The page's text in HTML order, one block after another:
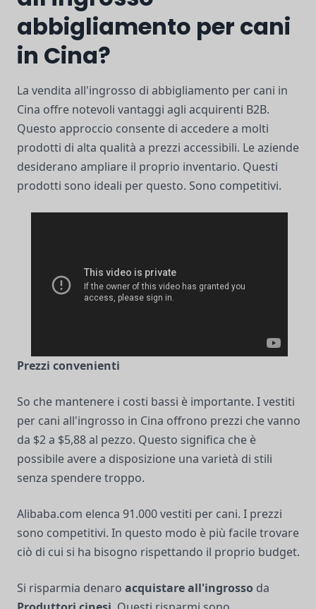
abbigliamento per cani
in Cina?
La vendita all'ingrosso di abbigliamento per cani in
Cina offre notevoli vantaggi agli acquirenti B2B.
Questo approccio consente di accedere a molti
prodotti di alta qualità a prezzi accessibili. Le aziende
desiderano ampliare il proprio inventario. Questi
prodotti sono ideali per questo. Sono competitivi.
Prezzi convenienti
So che mantenere i costi bassi è importante. I vestiti
per cani all'ingrosso in Cina offrono prezzi che vanno
da $2 a $5,88 al pezzo. Questo significa che è
possibile avere a disposizione una varietà di stili
senza spendere troppo.
Alibaba.com elenca 91.000 vestiti per cani. I prezzi
sono competitivi. In questo modo è più facile trovare
ciò di cui si ha bisogno rispettando il proprio budget.
Si risparmia denaro acquistare all'ingrosso da